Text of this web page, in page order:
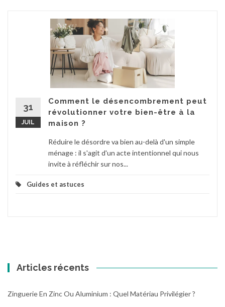
31
JUIL
Comment le désencombrement peut
révolutionner votre bien-être à la
maison ?
Réduire le désordre va bien au-delà d'un simple
ménage : il s'agit d'un acte intentionnel qui nous
invite à réfléchir sur nos...
Guides et astuces
Articles récents
Zinguerie En Zinc Ou Aluminium : Quel Matériau Privilégier ?